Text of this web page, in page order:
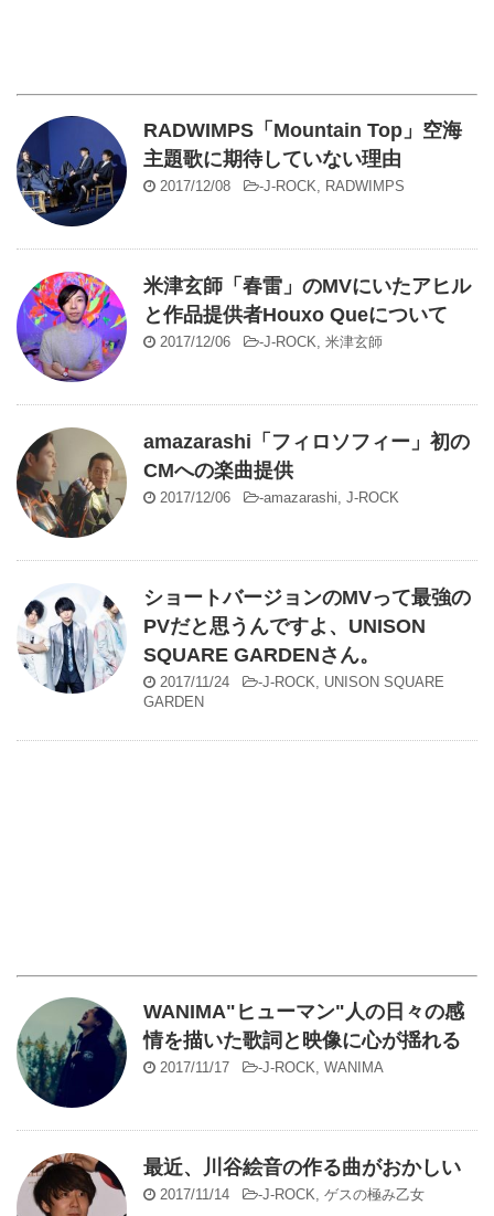
RADWIMPS「Mountain Top」空海
主題歌に期待していない理由
2017/12/08 -J-ROCK, RADWIMPS
米津玄師「春雷」のMVにいたアヒル
と作品提供者Houxo Queについて
2017/12/06 -J-ROCK, 米津玄師
amazarashi「フィロソフィー」初の
CMへの楽曲提供
2017/12/06 -amazarashi, J-ROCK
ショートバージョンのMVって最強の
PVだと思うんですよ、UNISON
SQUARE GARDENさん。
2017/11/24 -J-ROCK, UNISON SQUARE
GARDEN
WANIMA"ヒューマン"人の日々の感
情を描いた歌詞と映像に心が揺れる
2017/11/17 -J-ROCK, WANIMA
最近、川谷絵音の作る曲がおかしい
2017/11/14 -J-ROCK, ゲスの極み乙女